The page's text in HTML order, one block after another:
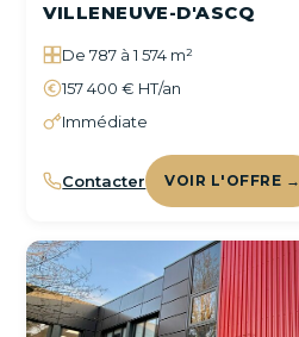
VILLENEUVE-D'ASCQ
De 787 à 1 574 m²
157 400 € HT/an
Immédiate
Contacter VOIR L'OFFRE →